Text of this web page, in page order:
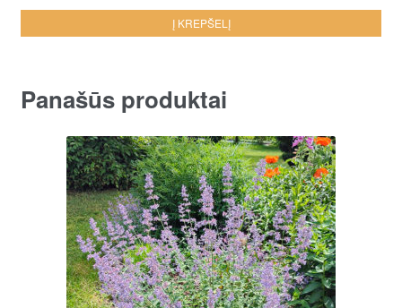
Į KREPŠELĮ
Panašūs produktai